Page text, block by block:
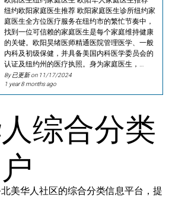
纽约欧阳家庭医生推荐 欧阳家庭医生诊所纽约家
庭医生全方位医疗服务在纽约市的繁忙节奏中，
找到一位可信赖的家庭医生是每个家庭维持健康
的关键。欧阳昊绪医师精通医院管理医学、一般
内科及初级保健，并具备美国内科医学委员会的
认证及纽约州的医疗执照。身为家庭医生，…
By 已更新 on 11/17/2024
1 year 8 months ago
综合分类
美华人社区的综合分类信息平台，提